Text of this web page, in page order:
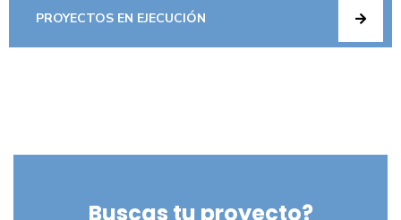
PROYECTOS EN EJECUCIÓN
Buscas tu proyecto?